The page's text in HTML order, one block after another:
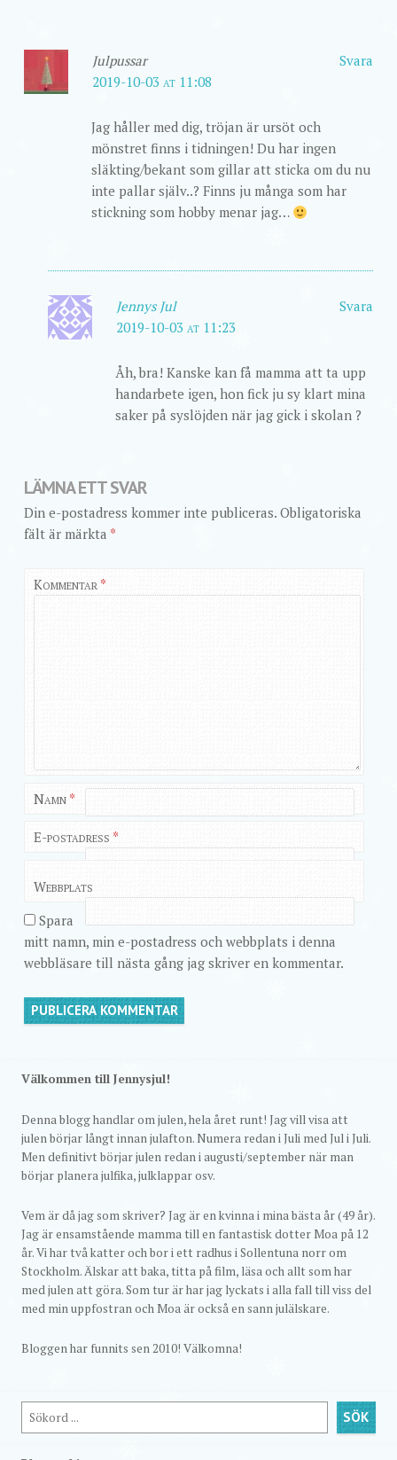
Svara
Julpussar
2019-10-03 at 11:08
Jag håller med dig, tröjan är ursöt och
mönstret finns i tidningen! Du har ingen
släkting/bekant som gillar att sticka om du nu
inte pallar själv..? Finns ju många som har
stickning som hobby menar jag…
Svara
Jennys Jul
2019-10-03 at 11:23
Åh, bra! Kanske kan få mamma att ta upp
handarbete igen, hon fick ju sy klart mina
saker på syslöjden när jag gick i skolan ?
LÄMNA ETT SVAR
Din e-postadress kommer inte publiceras. Obligatoriska
fält är märkta *
Kommentar *
Namn *
E-postadress *
Webbplats
Spara
mitt namn, min e-postadress och webbplats i denna
webbläsare till nästa gång jag skriver en kommentar.
Välkommen till Jennysjul!
Denna blogg handlar om julen, hela året runt! Jag vill visa att
julen börjar långt innan julafton. Numera redan i Juli med Jul i Juli.
Men definitivt börjar julen redan i augusti/september när man
börjar planera julfika, julklappar osv.
Vem är då jag som skriver? Jag är en kvinna i mina bästa år (49 år).
Jag är ensamstående mamma till en fantastisk dotter Moa på 12
år. Vi har två katter och bor i ett radhus i Sollentuna norr om
Stockholm. Älskar att baka, titta på film, läsa och allt som har
med julen att göra. Som tur är har jag lyckats i alla fall till viss del
med min uppfostran och Moa är också en sann julälskare.
Bloggen har funnits sen 2010! Välkomna!
Sök SÖK